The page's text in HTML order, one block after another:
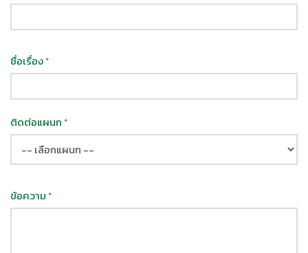
ชื่อเรื่อง *
ติดต่อแผนก *
ข้อความ *